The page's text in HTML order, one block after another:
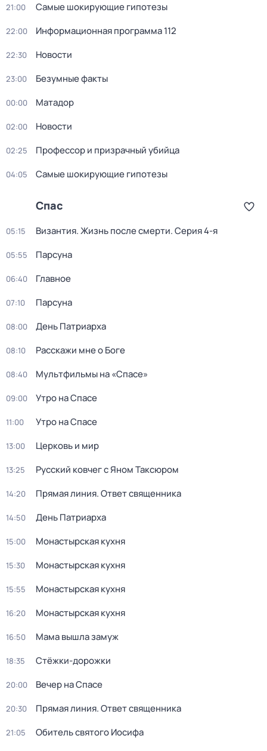
21:00 Самые шoкиpующие гипотезы
22:00 Информационная программа 112
22:30 Новости
23:00 Безумные факты
00:00 Матадор
02:00 Новости
02:25 Профессор и призрачный убийца
04:05 Самые шoкиpующие гипотезы
Спас
05:15 Византия. Жизнь после смерти. Серия 4-я
05:55 Парcyна
06:40 Главное
07:10 Парсуна
08:00 День Патриарха
08:10 Расскажи мне о Боге
08:40 Мультфильмы на «Спасе»
09:00 Утро на Спасе
11:00 Утро на Спасе
13:00 Церковь и мир
13:25 Русский ковчег с Яном Таксюром
14:20 Прямая линия. Ответ священника
14:50 День Патриарха
15:00 Монастырская кухня
15:30 Монастырская кухня
15:55 Монастырская кухня
16:20 Монастырская кухня
16:50 Мама вышла замуж
18:35 Стёжки-дорожки
20:00 Вечер на Спасе
20:30 Прямая линия. Ответ священника
21:05
Обитель святого Иосифа